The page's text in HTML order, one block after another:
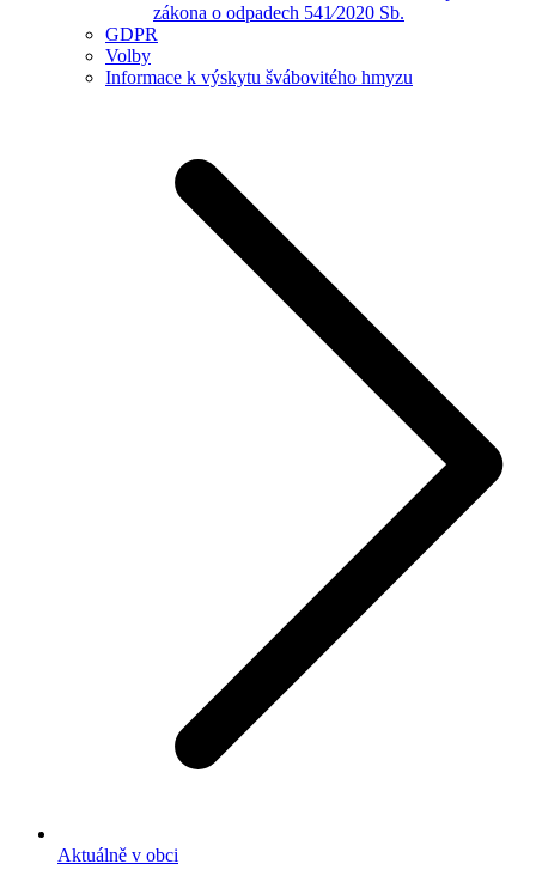
zákona o odpadech 541⁄2020 Sb.
GDPR
Volby
Informace k výskytu švábovitého hmyzu
Aktuálně v obci